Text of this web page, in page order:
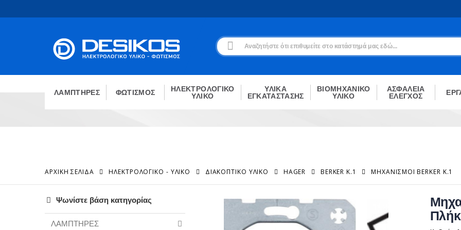
Εγγραφή
Δεν είσαι μέλος;
ΕΓΓΡΑΦΉ
ΛΑΜΠΤΗΡΕΣ ΦΩΤΙΣΜΟΣ
ΗΛΕΚΤΡΟΛΟΓΙΚΟ
ΥΛΙΚΟ
ΥΛΙΚΑ
ΕΓΚΑΤΑΣΤΑΣΗΣ
ΒΙΟΜΗΧΑΝΙΚΟ
ΥΛΙΚΟ
ΑΣΦΑΛΕΙΑ
ΕΛΕΓΧΟΣ
ΑΡΧΙΚΉ ΣΕΛΊΔΑ ΗΛΕΚΤΡΟΛΟΓΙΚΟ - ΥΛΙΚΟ ΔΙΑΚΟΠΤΙΚΌ ΥΛΙΚΌ HAGER BERKER K.1 ΜΗΧΑΝΙΣΜΟΊ BERKER K.1
Ψωνίστε βάση κατηγορίας
ΛΑΜΠΤΗΡΕΣ